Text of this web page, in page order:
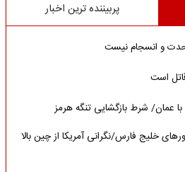
پربیننده ترین اخبار
و انسجام نیست
است
عمان/ شرط بازگشایی تنگه هرمز
خلیج فارس/نگرانی آمریکا از چین بالا